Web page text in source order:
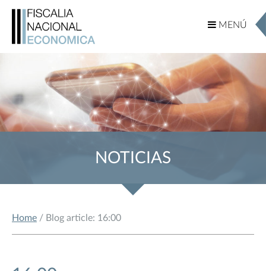
MENÚ
MENÚ
NOTICIAS
Home / Blog article: 16:00